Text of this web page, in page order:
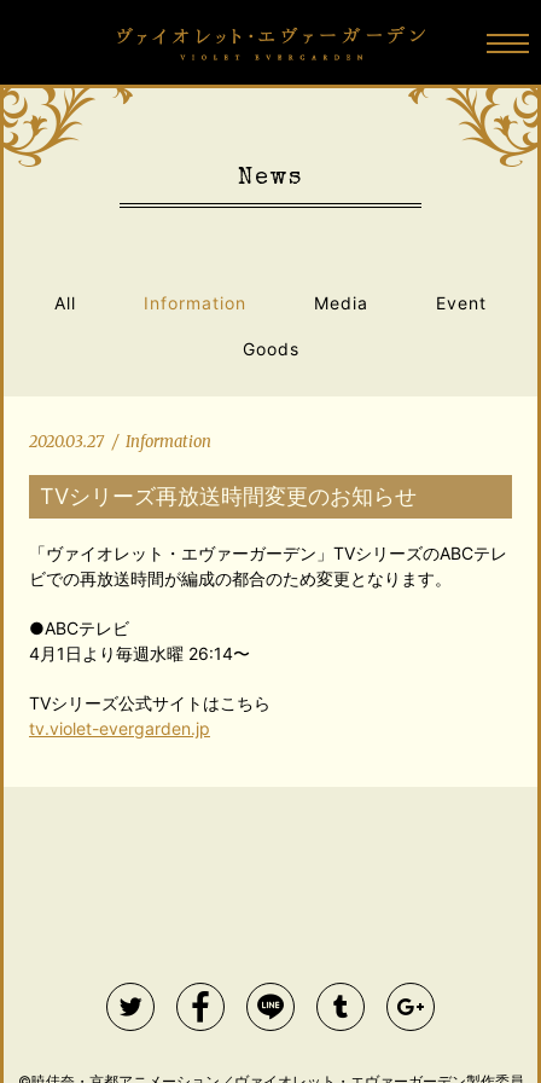
N ews
All Information Media Event
Goods
2020.03.27 / Information
TVシリーズ再放送時間変更のお知らせ
「ヴァイオレット・エヴァーガーデン」TVシリーズのABCテレ
ビでの再放送時間が編成の都合のため変更となります。
●ABCテレビ
4月1日より毎週水曜 26:14〜
TVシリーズ公式サイトはこちら
tv.violet-evergarden.jp